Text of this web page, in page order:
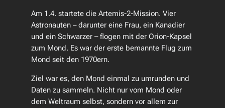
Am 1.4. startete die Artemis-2-Mission. Vier
Astronauten – darunter eine Frau, ein Kanadier
und ein Schwarzer – flogen mit der Orion-Kapsel
zum Mond. Es war der erste bemannte Flug zum
Mond seit den 1970ern.
Ziel war es, den Mond einmal zu umrunden und
Daten zu sammeln. Nicht nur vom Mond oder
dem Weltraum selbst, sondern vor allem zur